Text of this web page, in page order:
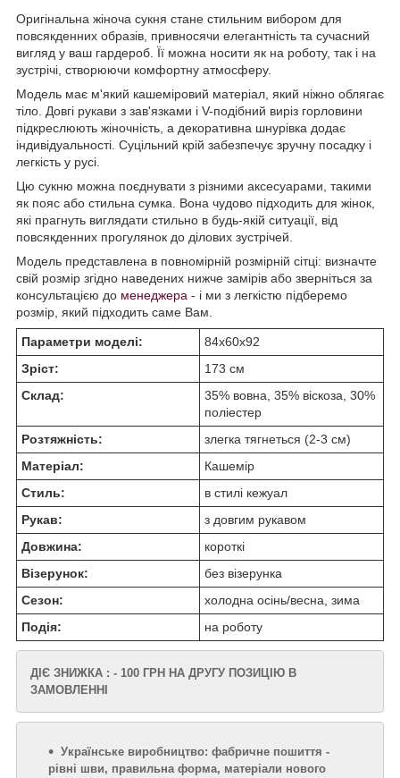
Оригінальна жіноча сукня стане стильним вибором для
повсякденних образів, привносячи елегантність та сучасний
вигляд у ваш гардероб. Її можна носити як на роботу, так і на
зустрічі, створюючи комфортну атмосферу.
Модель має м'який кашеміровий матеріал, який ніжно облягає
тіло. Довгі рукави з зав'язками і V-подібний виріз горловини
підкреслюють жіночність, а декоративна шнурівка додає
індивідуальності. Суцільний крій забезпечує зручну посадку і
легкість у русі.
Цю сукню можна поєднувати з різними аксесуарами, такими
як пояс або стильна сумка. Вона чудово підходить для жінок,
які прагнуть виглядати стильно в будь-якій ситуації, від
повсякденних прогулянок до ділових зустрічей.
Модель представлена в повномірній розмірній сітці: визначте
свій розмір згідно наведених нижче замірів або зверніться за
консультацією до менеджера - і ми з легкістю підберемо
розмір, який підходить саме Вам.
Параметри моделі:
84х60х92
Зріст:
173 см
Склад:
35% вовна, 35% віскоза, 30%
поліестер
Розтяжність:
злегка тягнеться (2-3 см)
Матеріал:
Кашемір
Стиль:
в стилі кежуал
Рукав:
з довгим рукавом
Довжина:
короткі
Візерунок:
без візерунка
Сезон:
холодна осінь/весна, зима
Подія:
на роботу
ДІЄ ЗНИЖКА : - 100 ГРН НА ДРУГУ ПОЗИЦІЮ В
ЗАМОВЛЕННІ
Українське виробництво: фабричне пошиття -
рівні шви, правильна форма, матеріали нового